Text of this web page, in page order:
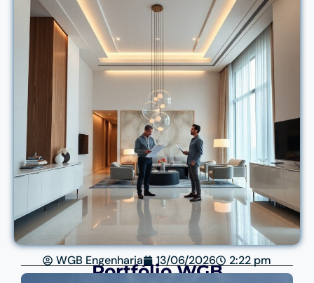
WGB Engenharia 13/06/2026 2:22 pm
Portfólio WGB